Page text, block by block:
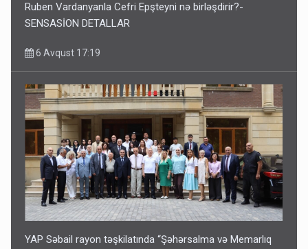
Ruben Vardanyanla Cefri Epşteyni nə birləşdirir?-
SENSASİON DETALLAR
6 Avqust 17:19
YAP Səbail rayon təşkilatında “Şəhərsalma və Memarlıq